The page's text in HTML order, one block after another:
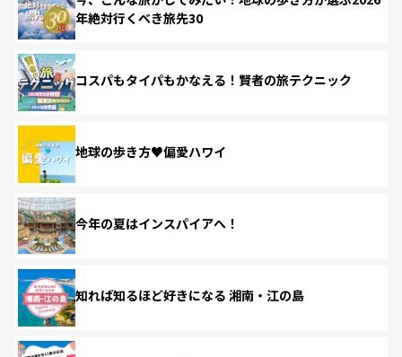
年絶対行くべき旅先30
コスパもタイパもかなえる！賢者の旅テクニック
地球の歩き方♥偏愛ハワイ
今年の夏はインスパイアへ！
知れば知るほど好きになる 湘南・江の島